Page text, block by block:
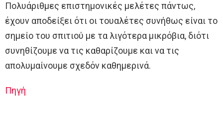
Πολυάριθμες επιστημονικές μελέτες πάντως,
έχουν αποδείξει ότι οι τουαλέτες συνήθως είναι το
σημείο του σπιτιού με τα λιγότερα μικρόβια, διότι
συνηθίζουμε να τις καθαρίζουμε και να τις
απολυμαίνουμε σχεδόν καθημερινά.
Πηγή